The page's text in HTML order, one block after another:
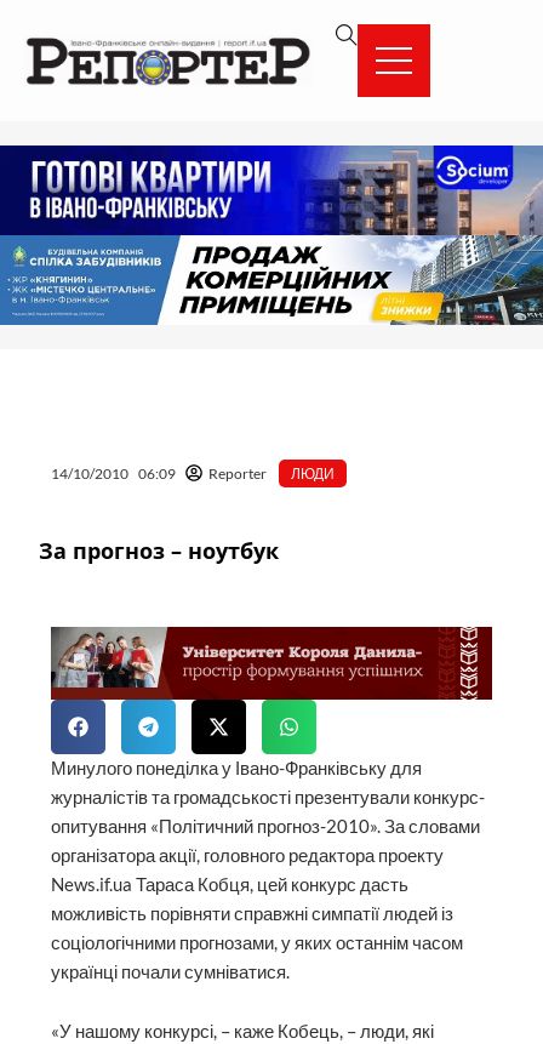
вмісту
14/10/2010 06:09 Reporter ЛЮДИ
За прогноз – ноутбук
Минулого понеділка у Івано-Франківську для
журналістів та громадськості презентували конкурс-
опитування «Політичний прогноз-2010». За словами
організатора акції, головного редактора проекту
News.if.ua Тараса Кобця, цей конкурс дасть
можливість порів­няти справжні симпатії людей із
соціологічними прогнозами, у яких останнім часом
українці почали сумніватися.
«У нашому конкурсі, – каже Кобець, – люди, які